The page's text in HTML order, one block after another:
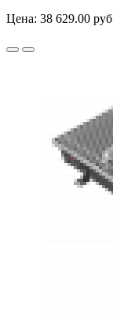
Цена: 38 629.00